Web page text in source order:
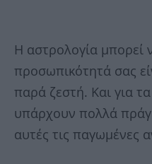
Η αστρολογία μπορεί
προσωπικότητά σας
παρά ζεστή. Και για
υπάρχουν πολλά
αυτές τις παγωμένες